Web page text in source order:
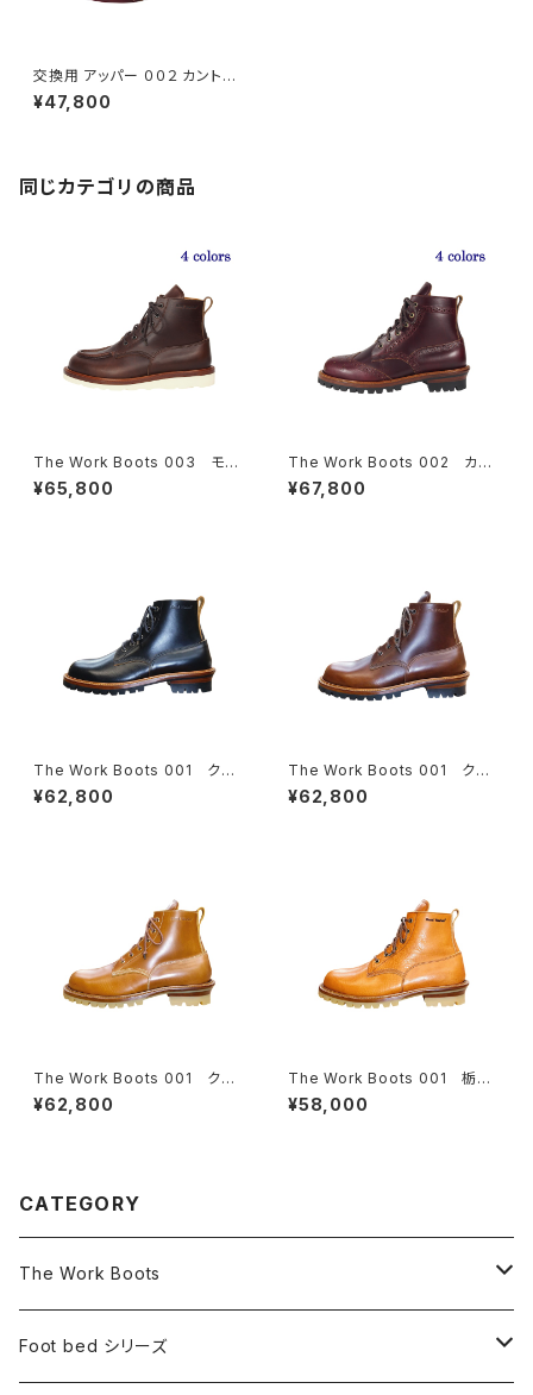
交換用 アッパー ００２ カントリ
ーブーツ『The Work Boots』
¥47,800
同じカテゴリの商品
The Work Boots 003 モッ
クトゥ クロムエクセルレザ
ー ４colors
¥65,800
The Work Boots 002 カン
トリーブーツ クロムエクセル
レザー ４colors
¥67,800
The Work Boots 001 クロ
ムエクセルレザー【ブラック】
¥62,800
The Work Boots 001 クロ
ムエクセルレザー【チョコ】
¥62,800
The Work Boots 001 クロ
ムエクセルレザー【モカ】
¥62,800
The Work Boots 001 栃木
レザー【ナチュラル】
¥58,000
CATEGORY
The Work Boots
ブーツ
Foot bed シリーズ